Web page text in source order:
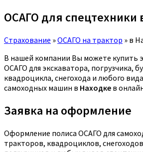
ОСАГО для спецтехники
Страхование »ОСАГО на трактор » в
В нашей компании Вы можете купить
ОСАГО для экскаватора, погрузчика,
квадроцикла, снегохода и любого
самоходных машин в Находке в
Заявка на оформление
Оформление полиса ОСАГО для
тракторов, квадроциклов,